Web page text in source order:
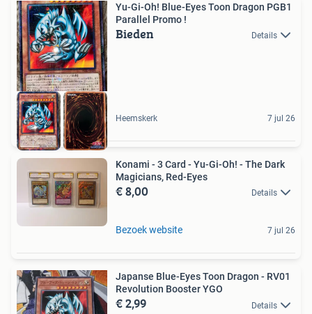
Yu-Gi-Oh! Blue-Eyes Toon Dragon PGB1
Parallel Promo !
Bieden Details
Heemskerk 7 jul 26
Konami - 3 Card - Yu-Gi-Oh! - The Dark
Magicians, Red-Eyes
€ 8,00 Details
Bezoek website 7 jul 26
Japanse Blue-Eyes Toon Dragon - RV01
Revolution Booster YGO
€ 2,99 Details